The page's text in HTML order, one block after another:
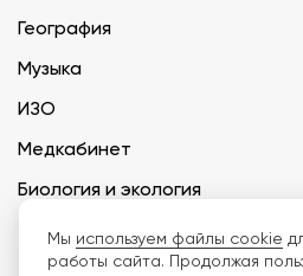
География
Музыка
ИЗО
Медкабинет
Биология и экология
Технология
Мы используем файлы cookie
работы сайта. Продолжая